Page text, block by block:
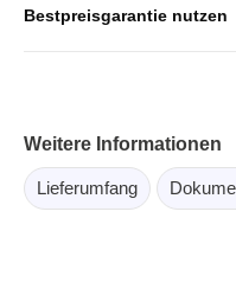
Bestpreisgarantie nutzen
Weitere Informationen
Lieferumfang